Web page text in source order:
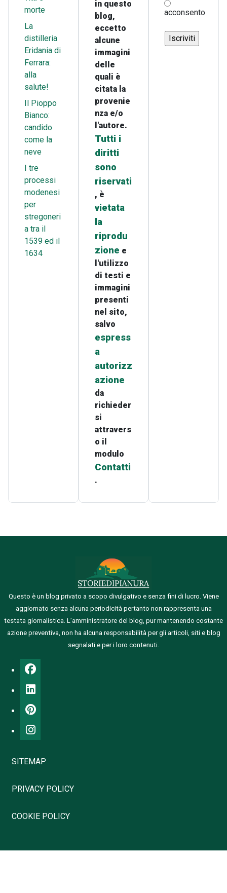
morte
La
distilleria
Eridania di
Ferrara:
alla
salute!
Il Pioppo
Bianco:
candido
come la
neve
I tre
processi
modenesi
per
stregoneri
a tra il
1539 ed il
1634
in questo
blog,
eccetto
alcune
immagini
delle
quali è
citata la
provenie
nza e/o
l'autore.
Tutti i
diritti
sono
riservati
, è
vietata
la
riprodu
zione e
l'utilizzo
di testi e
immagini
presenti
nel sito,
salvo
espress
a
autorizz
azione
da
richieder
si
attravers
o il
modulo
Contatti
.
acconsento
Questo è un blog privato a scopo divulgativo e senza fini di lucro. Viene
aggiornato senza alcuna periodicità pertanto non rappresenta una
testata giornalistica. L’amministratore del blog, pur mantenendo costante
azione preventiva, non ha alcuna responsabilità per gli articoli, siti e blog
segnalati e per i loro contenuti.
SITEMAP
PRIVACY POLICY
COOKIE POLICY